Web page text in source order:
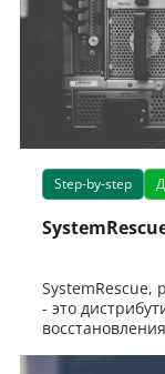
Step-by-step
SystemRescue,
- это